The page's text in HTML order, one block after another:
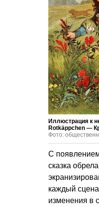
Иллюстрация к
Rotkäppchen —
Фото:
С
сказка
каждый
изменения в